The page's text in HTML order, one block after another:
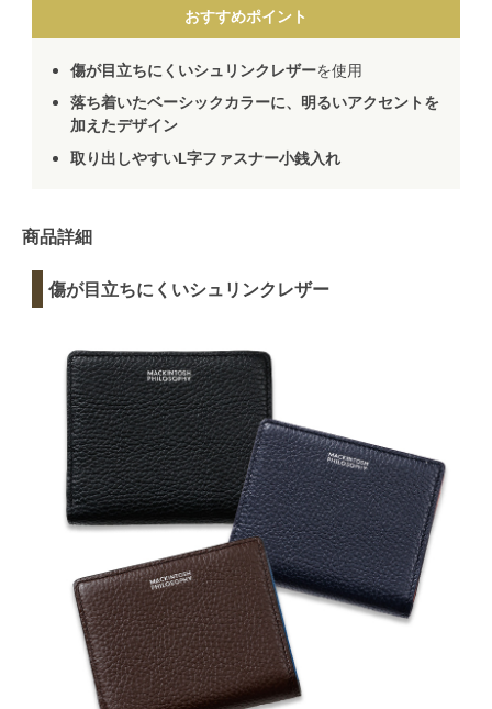
おすすめポイント
傷が目立ちにくいシュリンクレザーを使用
落ち着いたベーシックカラーに、明るいアクセントを
加えたデザイン
取り出しやすいL字ファスナー小銭入れ
商品詳細
傷が目立ちにくいシュリンクレザー